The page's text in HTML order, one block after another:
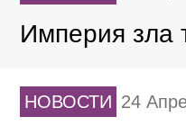
Империя зла
НОВОСТИ 24